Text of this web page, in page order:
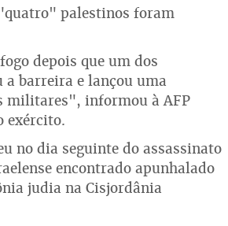
palestinos foram
depois que um dos
barreira e lançou uma
militares", informou à AFP
exército.
no dia seguinte do assassinato
encontrado apunhalado
judia na Cisjordânia